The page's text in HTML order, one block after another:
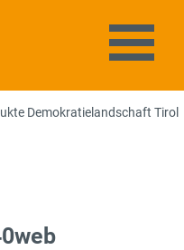
Demokratielandschaft Tirol